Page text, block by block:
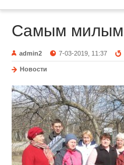
Самым
admin2 7-03-2019, 11:37
Новости